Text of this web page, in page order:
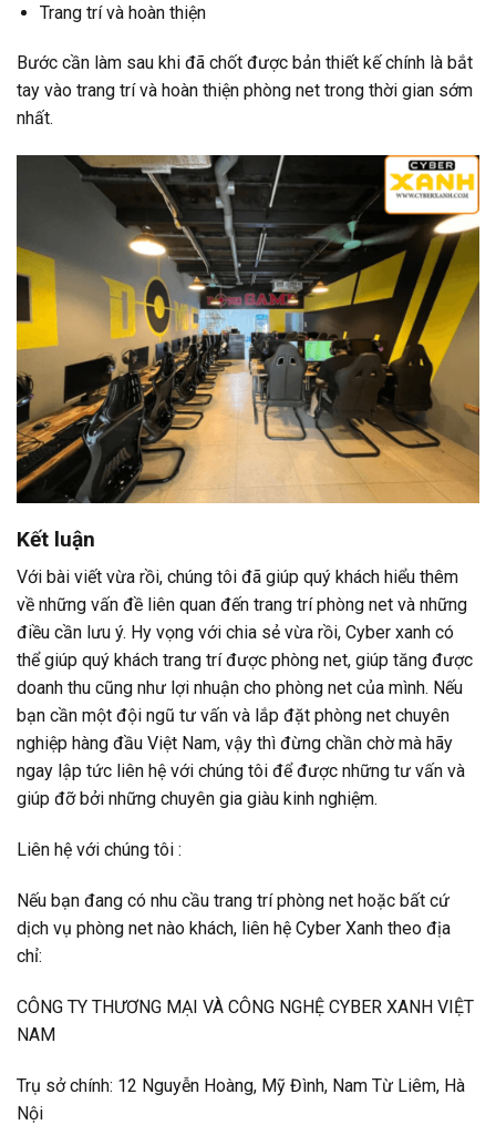
Trang trí và hoàn thiện
Bước cần làm sau khi đã chốt được bản thiết kế chính là bắt
tay vào trang trí và hoàn thiện phòng net trong thời gian sớm
nhất.
Kết luận
Với bài viết vừa rồi, chúng tôi đã giúp quý khách hiểu thêm
về những vấn đề liên quan đến trang trí phòng net và những
điều cần lưu ý. Hy vọng với chia sẻ vừa rồi, Cyber xanh có
thể giúp quý khách trang trí được phòng net, giúp tăng được
doanh thu cũng như lợi nhuận cho phòng net của mình. Nếu
bạn cần một đội ngũ tư vấn và lắp đặt phòng net chuyên
nghiệp hàng đầu Việt Nam, vậy thì đừng chần chờ mà hãy
ngay lập tức liên hệ với chúng tôi để được những tư vấn và
giúp đỡ bởi những chuyên gia giàu kinh nghiệm.
Liên hệ với chúng tôi :
Nếu bạn đang có nhu cầu trang trí phòng net hoặc bất cứ
dịch vụ phòng net nào khách, liên hệ Cyber Xanh theo địa
chỉ:
CÔNG TY THƯƠNG MẠI VÀ CÔNG NGHỆ CYBER XANH VIỆT
NAM
Trụ sở chính: 12 Nguyễn Hoàng, Mỹ Đình, Nam Từ Liêm, Hà
Nội